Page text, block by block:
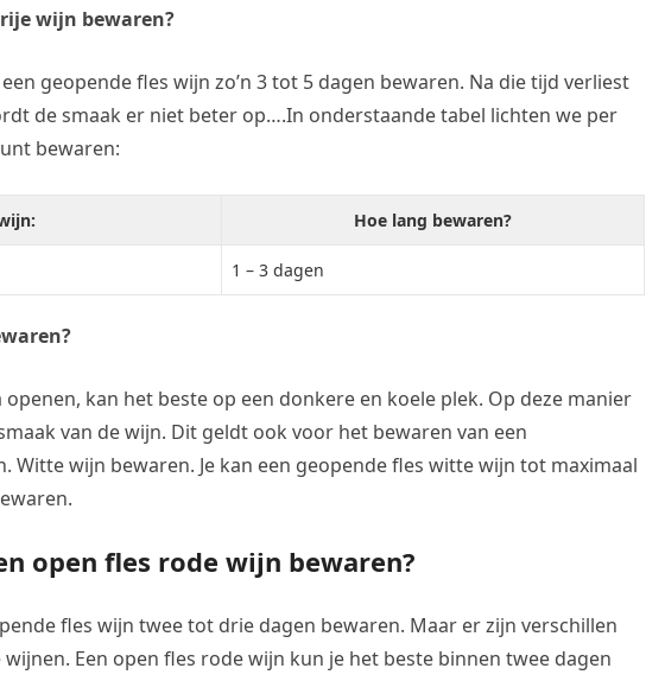
wijn bewaren?
geopende fles wijn zo’n 3 tot 5 dagen bewaren. Na die tijd verliest
de smaak er niet beter op….In onderstaande tabel lichten we per
bewaren:
Hoe lang bewaren?
1 – 3 dagen
kan het beste op een donkere en koele plek. Op deze manier
van de wijn. Dit geldt ook voor het bewaren van een
Witte wijn bewaren. Je kan een geopende fles witte wijn tot maximaal
open fles rode wijn bewaren?
fles wijn twee tot drie dagen bewaren. Maar er zijn verschillen
Een open fles rode wijn kun je het beste binnen twee dagen